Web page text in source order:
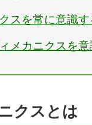
スを常に意識す
メカニクスを
クスとは